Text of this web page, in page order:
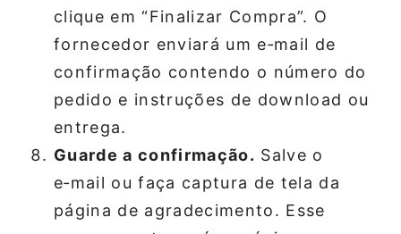
clique em “Finalizar Compra”. O
fornecedor enviará um e‑mail de
confirmação contendo o número do
pedido e instruções de download ou
entrega.
Guarde a confirmação. Salve o
e‑mail ou faça captura de tela da
página de agradecimento. Esse